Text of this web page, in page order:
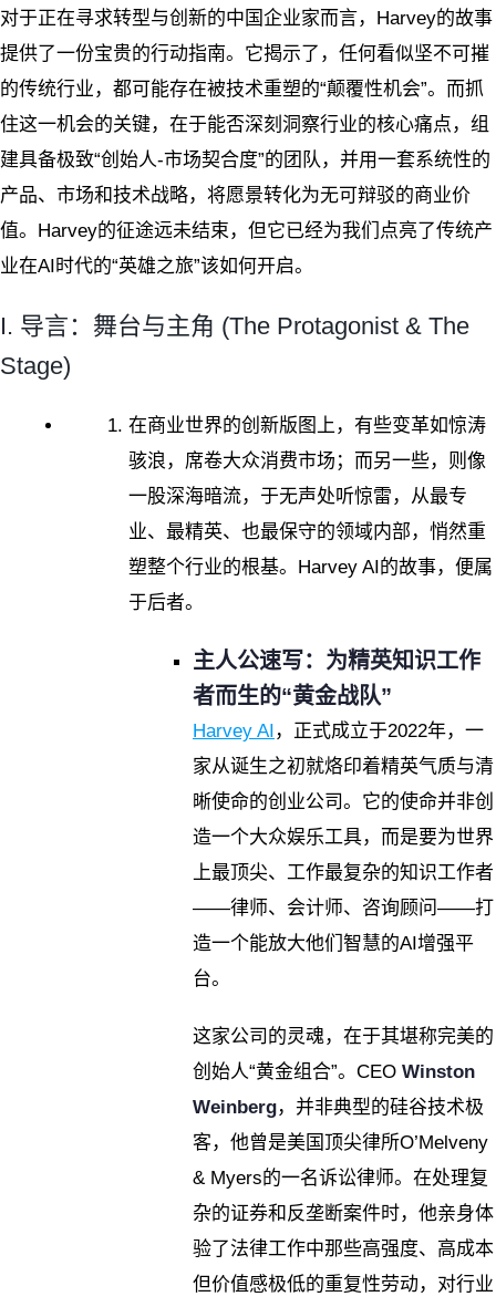
对于正在寻求转型与创新的中国企业家而言，Harvey的故事
提供了一份宝贵的行动指南。它揭示了，任何看似坚不可摧
的传统行业，都可能存在被技术重塑的“颠覆性机会”。而抓
住这一机会的关键，在于能否深刻洞察行业的核心痛点，组
建具备极致“创始人-市场契合度”的团队，并用一套系统性的
产品、市场和技术战略，将愿景转化为无可辩驳的商业价
值。Harvey的征途远未结束，但它已经为我们点亮了传统产
业在AI时代的“英雄之旅”该如何开启。
I. 导言：舞台与主角 (The Protagonist & The
Stage)
在商业世界的创新版图上，有些变革如惊涛
骇浪，席卷大众消费市场；而另一些，则像
一股深海暗流，于无声处听惊雷，从最专
业、最精英、也最保守的领域内部，悄然重
塑整个行业的根基。Harvey AI的故事，便属
于后者。
主人公速写：为精英知识工作
者而生的“黄金战队”
Harvey AI ，正式成立于2022年，一
家从诞生之初就烙印着精英气质与清
晰使命的创业公司。它的使命并非创
造一个大众娱乐工具，而是要为世界
上最顶尖、工作最复杂的知识工作者
——律师、会计师、咨询顾问——打
造一个能放大他们智慧的AI增强平
台。
这家公司的灵魂，在于其堪称完美的
创始人“黄金组合”。CEO Winston
Weinberg，并非典型的硅谷技术极
客，他曾是美国顶尖律所O’Melveny
& Myers的一名诉讼律师。在处理复
杂的证券和反垄断案件时，他亲身体
验了法律工作中那些高强度、高成本
但价值感极低的重复性劳动，对行业